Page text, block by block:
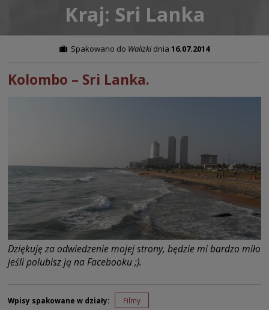
Kraj: Sri Lanka
Spakowano do Walizkidnia 16.07.2014
Kolombo – Sri Lanka.
Dziękuję za odwiedzenie mojej strony, będzie mi bardzo miło
jeśli polubisz ją na Facebooku ;).
Wpisy spakowane w działy: Filmy